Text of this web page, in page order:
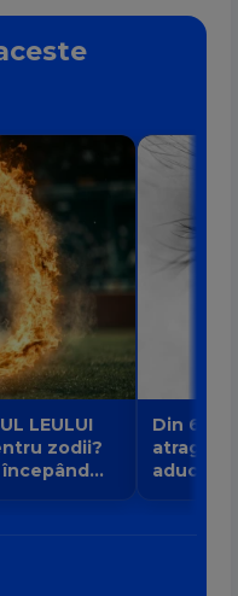
LEULUI
zodii?
Din 6
atrage
aduce